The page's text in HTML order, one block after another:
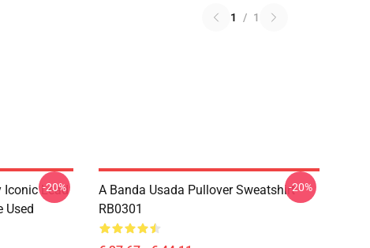
1 / 1
Iconic Lead
Used
-20%
A Banda Usada Pullover Sweatshirt
RB0301
-20%